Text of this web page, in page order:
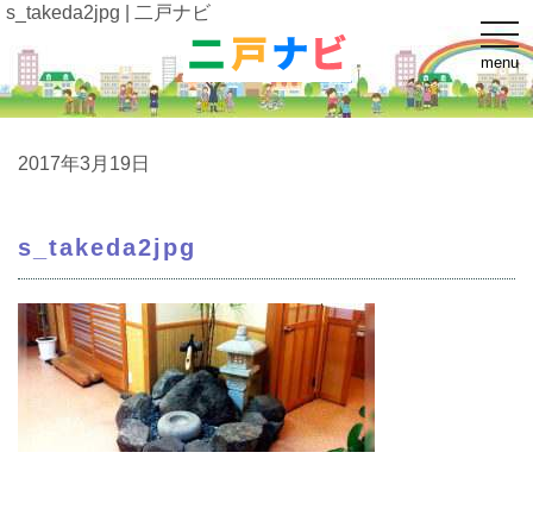
t
o
g
g
l
e
o
menu
s_takeda2jpg | 二戸ナビ
2017年3月19日
s_takeda2jpg